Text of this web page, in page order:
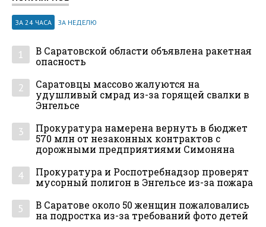
ЗА 24 ЧАСА ЗА НЕДЕЛЮ
1
В Саратовской области объявлена ракетная
опасность
2
Саратовцы массово жалуются на
удушливый смрад из-за горящей свалки в
Энгельсе
3
Прокуратура намерена вернуть в бюджет
570 млн от незаконных контрактов с
дорожными предприятиями Симоняна
4
Прокуратура и Роспотребнадзор проверят
мусорный полигон в Энгельсе из-за пожара
5
В Саратове около 50 женщин пожаловались
на подростка из-за требований фото детей